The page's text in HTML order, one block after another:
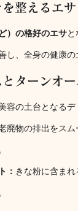
整えるエサ
）の格好のエサと
、全身の健康の
ターンオー
の土台となるデ
廃物の排出をス
： きな粉に含ま